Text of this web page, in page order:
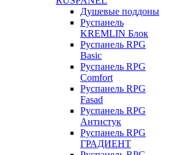
Душевые поддоны
Руспанель
KREMLIN Блок
Руспанель RPG
Basic
Руспанель RPG
Comfort
Руспанель RPG
Fasad
Руспанель RPG
Антистук
Руспанель RPG
ГРАДИЕНТ